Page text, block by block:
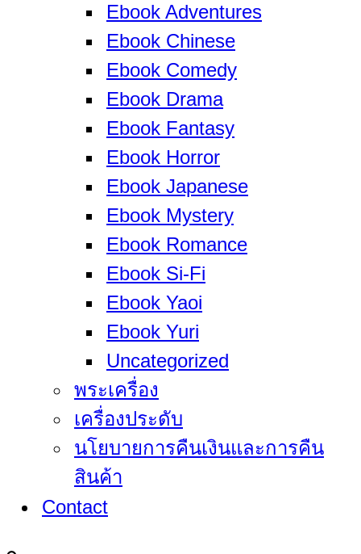
Ebook Adventures
Ebook Chinese
Ebook Comedy
Ebook Drama
Ebook Fantasy
Ebook Horror
Ebook Japanese
Ebook Mystery
Ebook Romance
Ebook Si-Fi
Ebook Yaoi
Ebook Yuri
Uncategorized
พระเครื่อง
เครื่องประดับ
นโยบายการคืนเงินและการคืน
สินค้า
Contact